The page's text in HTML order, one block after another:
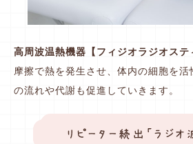
高周波温熱機器【フィジオラジオステ
摩擦で熱を発生させ、体内の細胞を活
の流れや代謝も促進していきます。